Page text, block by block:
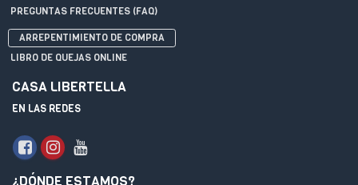
PREGUNTAS FRECUENTES (FAQ)
ARREPENTIMIENTO DE COMPRA
LIBRO DE QUEJAS ONLINE
CASA LIBERTELLA
EN LAS REDES
¿DÓNDE ESTAMOS?